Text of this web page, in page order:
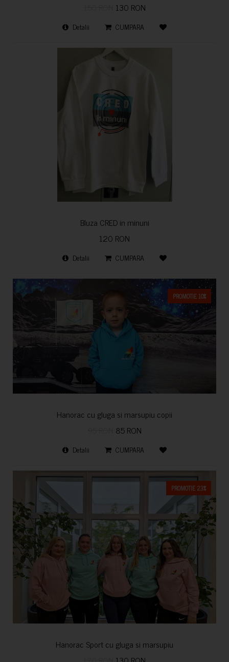
130 RON
Detalii CUMPARA
Bluza CRED in minuni
120 RON
Detalii CUMPARA
PROMOTIE 10%
Hanorac cu gluga si marsupiu copii
85 RON
Detalii CUMPARA
PROMOTIE 23%
Hanorac Sport cu gluga si marsupiu